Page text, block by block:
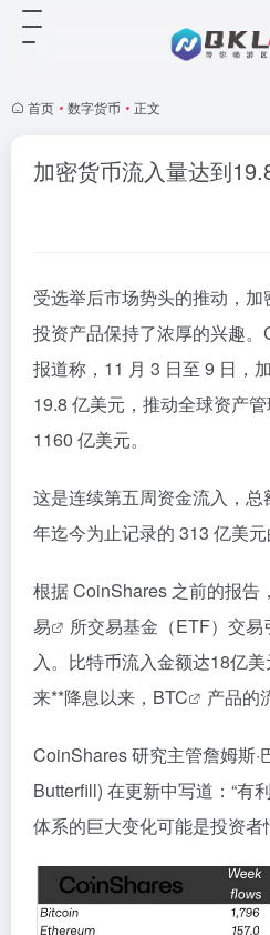
首页 • 数字货币 • 正文
加密货币流入量达到
受选举后市场势头的推动，
投资产品保持了浓厚的兴趣
报道称，11 月 3 日至 9 日，
19.8 亿美元，推动全球资产
1160 亿美元。
这是连续第五周资金流入，
年迄今为止记录的 313 亿美元
根据 CoinShares 之前的报告
易
所交易基金（ETF）交
入。比特币流入金额达18亿
来**降息以来， BTC 产品的
CoinShares 研究主管詹姆斯·
Butterfill) 在更新中写道：“有
体系的巨大变化可能是投资者